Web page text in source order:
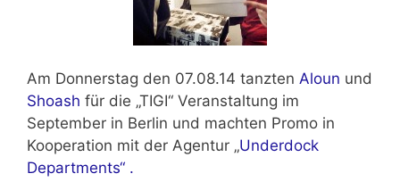
Am Donnerstag den 07.08.14 tanzten Aloun und
Shoash für die „TIGI“ Veranstaltung im
September in Berlin und machten Promo in
Kooperation mit der Agentur „Underdock
Departments“ .